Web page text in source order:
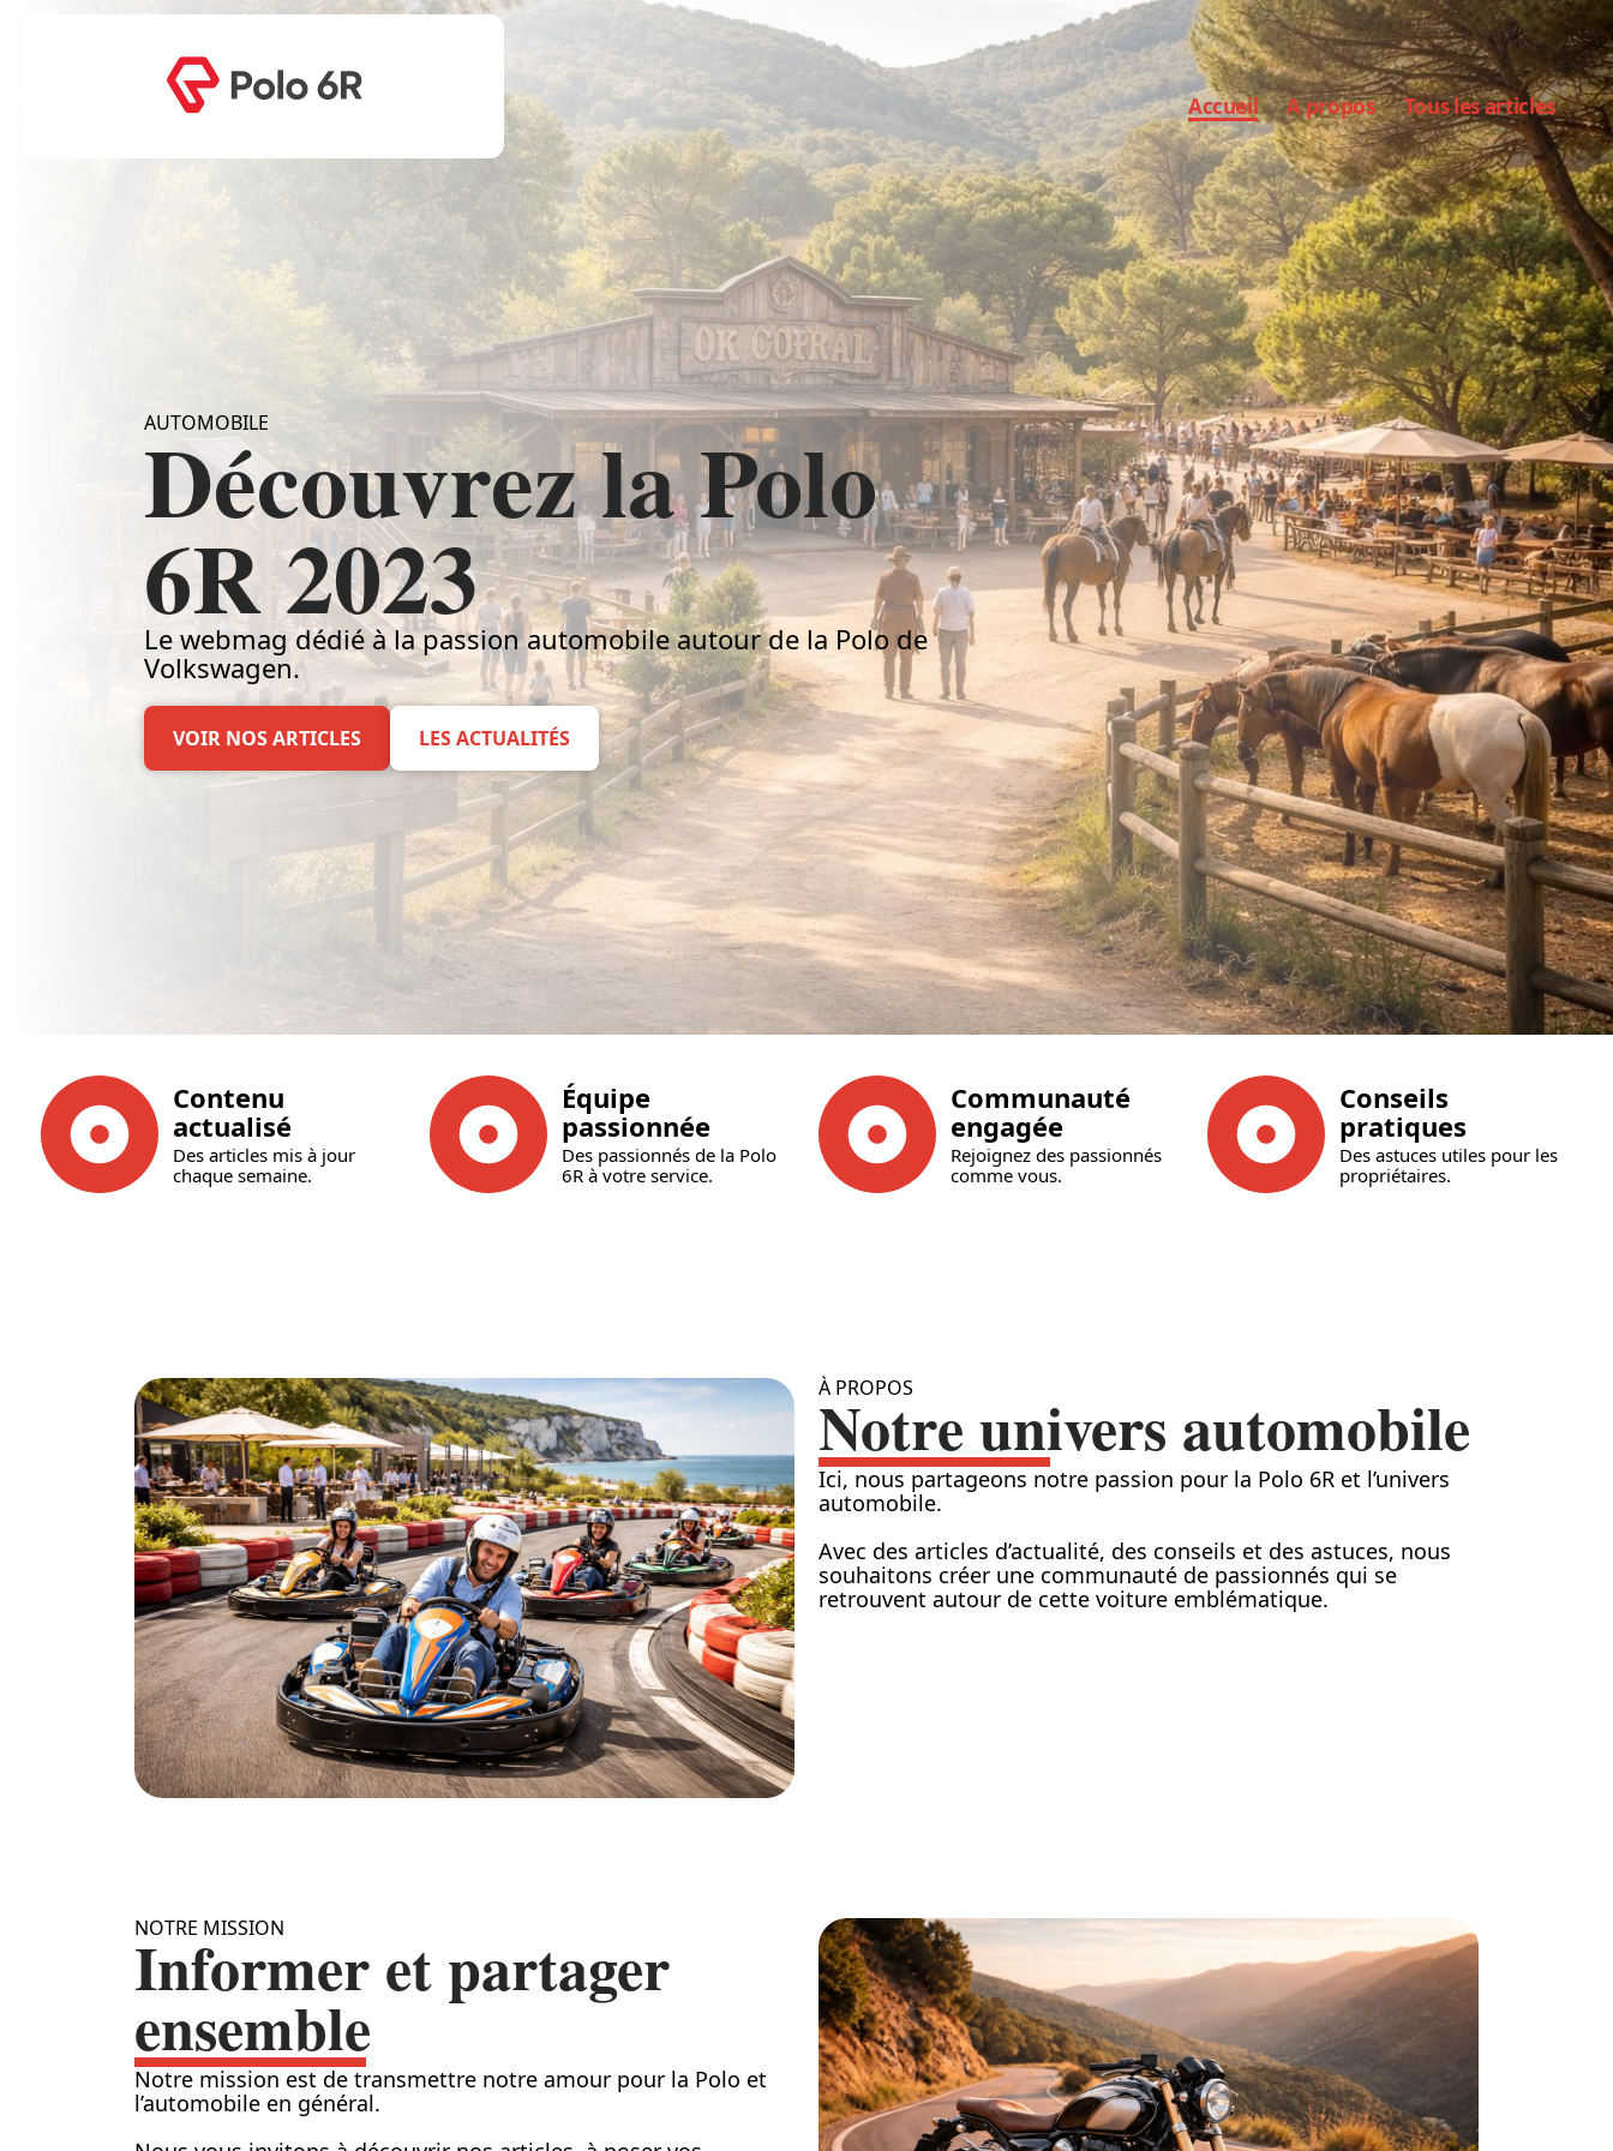
Accueil A propos Tous les articles
AUTOMOBILE
Découvrez la Polo
6R 2023
Le webmag dédié à la passion automobile autour de la Polo de
Volkswagen.
VOIR NOS ARTICLES LES ACTUALITÉS
Contenu
actualisé
Des articles mis à jour
chaque semaine.
Équipe
passionnée
Des passionnés de la Polo
6R à votre service.
Communauté
engagée
Rejoignez des passionnés
comme vous.
Conseils
pratiques
Des astuces utiles pour les
propriétaires.
À PROPOS
Notre univers automobile
Ici, nous partageons notre passion pour la Polo 6R et l’univers
automobile.
Avec des articles d’actualité, des conseils et des astuces, nous
souhaitons créer une communauté de passionnés qui se
retrouvent autour de cette voiture emblématique.
NOTRE MISSION
Informer et partager
ensemble
Notre mission est de transmettre notre amour pour la Polo et
l’automobile en général.